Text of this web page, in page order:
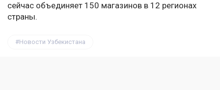
сейчас объединяет 150 магазинов в 12 регионах
страны.
Новости Узбекистана